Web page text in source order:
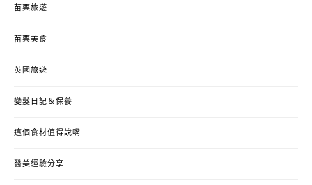
苗栗旅遊
苗栗美食
英國旅遊
變髮日記＆保養
這個食材值得說嘴
醫美經驗分享